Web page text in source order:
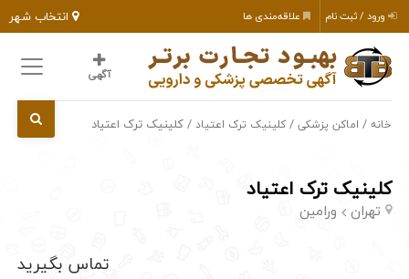
انتخاب شهر ورود / ثبت نام علاقه‌مندی ها
آگهی
خانه / اماکن پزشکی /کلینیک ترک اعتیاد / کلینیک ترک اعتیاد
کلینیک ترک اعتیاد
تهران ورامین
تماس بگیرید